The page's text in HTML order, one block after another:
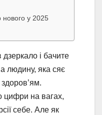
у 2025
дзеркало і бачите
людину, яка сяє
цифри на вагах,
себе. Але як